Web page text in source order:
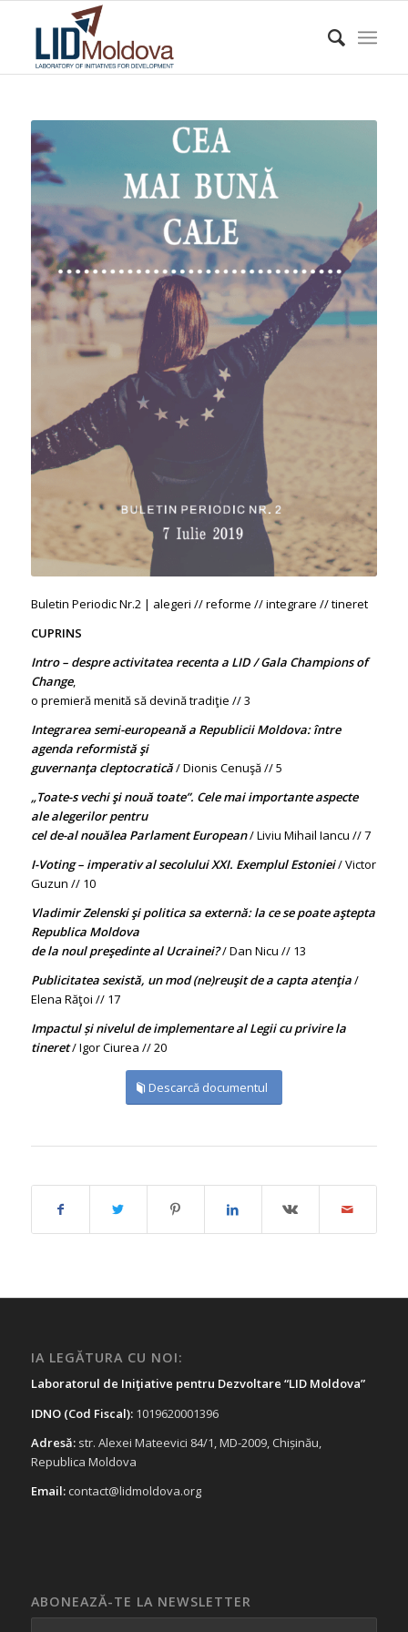
Buletin Periodic Nr.2 | alegeri // reforme // integrare // tineret
CUPRINS
Intro – despre activitatea recenta a LID / Gala Champions of
Change,
o premieră menită să devină tradiţie // 3
Integrarea semi-europeană a Republicii Moldova: între
agenda reformistă şi
guvernanţa cleptocratică/ Dionis Cenuşă // 5
„Toate-s vechi şi nouă toate”. Cele mai importante aspecte
ale alegerilor pentru
cel de-al nouălea Parlament European/ Liviu Mihail Iancu // 7
I-Voting – imperativ al secolului XXI. Exemplul Estoniei/ Victor
Guzun // 10
Vladimir Zelenski şi politica sa externă: la ce se poate aştepta
Republica Moldova
de la noul preşedinte al Ucrainei?/ Dan Nicu // 13
Publicitatea sexistă, un mod (ne)reuşit de a capta atenţia/
Elena Răţoi // 17
Impactul și nivelul de implementare al Legii cu privire la
tineret/ Igor Ciurea // 20
Descarcă documentul
IA LEGĂTURA CU NOI:
Laboratorul de Iniţiative pentru Dezvoltare “LID Moldova”
IDNO (Cod Fiscal):1019620001396
Adresă:str. Alexei Mateevici 84/1, MD-2009, Chișinău,
Republica Moldova
Email: contact@lidmoldova.org
ABONEAZĂ-TE LA NEWSLETTER